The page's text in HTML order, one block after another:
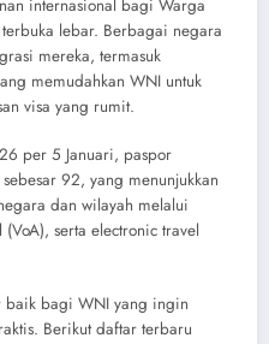
internasional bagi Warga
lebar. Berbagai negara
mereka, termasuk
memudahkan WNI untuk
visa yang rumit.
per 5 Januari, paspor
92, yang menunjukkan
dan wilayah melalui
serta electronic travel
baik bagi WNI yang ingin
Berikut daftar terbaru